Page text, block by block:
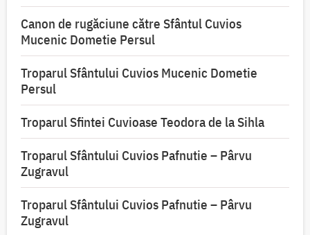
Canon de rugăciune către Sfântul Cuvios
Mucenic Dometie Persul
Troparul Sfântului Cuvios Mucenic Dometie
Persul
Troparul Sfintei Cuvioase Teodora de la Sihla
Troparul Sfântului Cuvios Pafnutie – Pârvu
Zugravul
Troparul Sfântului Cuvios Pafnutie – Pârvu
Zugravul